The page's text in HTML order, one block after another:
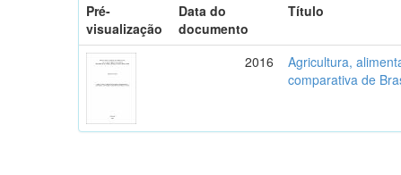
Pré-
visualização
Data do
documento
Título
2016
Agricultura,
comparativa de